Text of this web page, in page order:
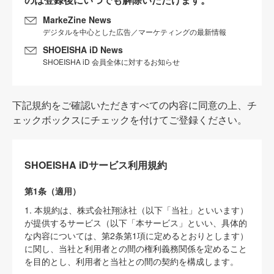
MarkeZine News
デジタルを中心とした広告／マーケティングの最新情報
SHOEISHA iD News
SHOEISHA iD 会員全体に対するお知らせ
下記規約をご確認いただきすべての内容に同意の上、チ
ェックボックスにチェックを付けてご登録ください。
SHOEISHA iDサービス利用規約
第1条（適用）
1. 本規約は、株式会社翔泳社（以下「当社」といいます）
が提供するサービス（以下「本サービス」といい、具体的
な内容については、第2条第1項に定めるとおりとします）
に関し、当社と利用者との間の権利義務関係を定めること
を目的とし、利用者と当社との間の契約を構成します。